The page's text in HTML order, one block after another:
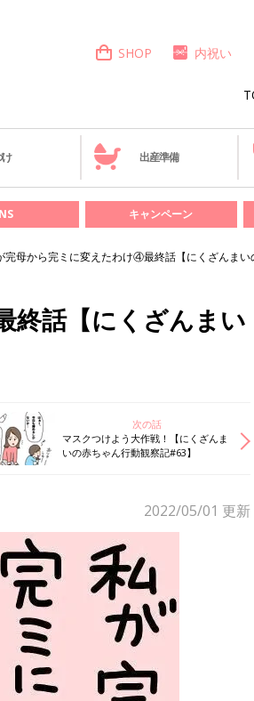
SHOP 内祝い
出産準備
キャンペーン
完母から完ミに変えたわけ④最終話【にくざんまい
終話【にくざんまい
次の話
マスクつけよう大作戦！【にくざんま
いの赤ちゃん行動観察記#63】
2022/05/01 更新